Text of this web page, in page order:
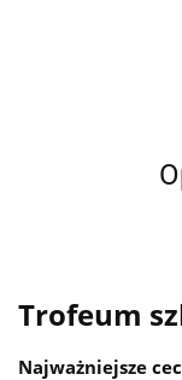
Trofeum
Najważniejsze